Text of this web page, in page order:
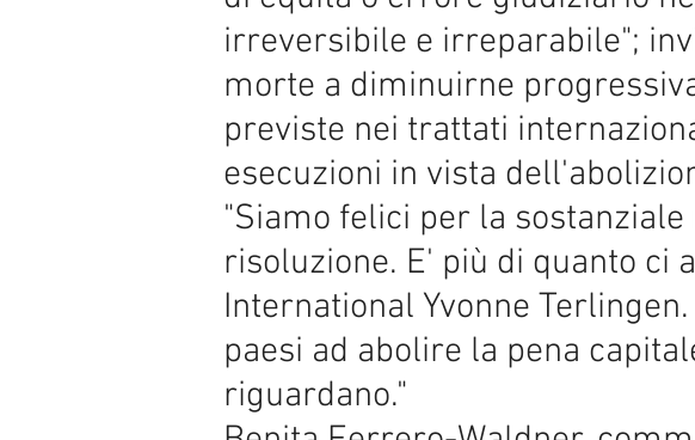
irreversibile e irreparabile";
morte a diminuirne
previste nei trattati
esecuzioni in vista
"Siamo felici per la
risoluzione. E' più di quanto ci
International Yvonne
paesi ad abolire la pena
riguardano."